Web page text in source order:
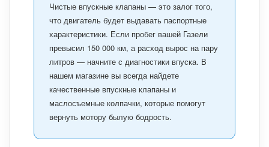
Чистые впускные клапаны — это залог того,
что двигатель будет выдавать паспортные
характеристики. Если пробег вашей Газели
превысил 150 000 км, а расход вырос на пару
литров — начните с диагностики впуска. В
нашем магазине вы всегда найдете
качественные впускные клапаны и
маслосъемные колпачки, которые помогут
вернуть мотору былую бодрость.